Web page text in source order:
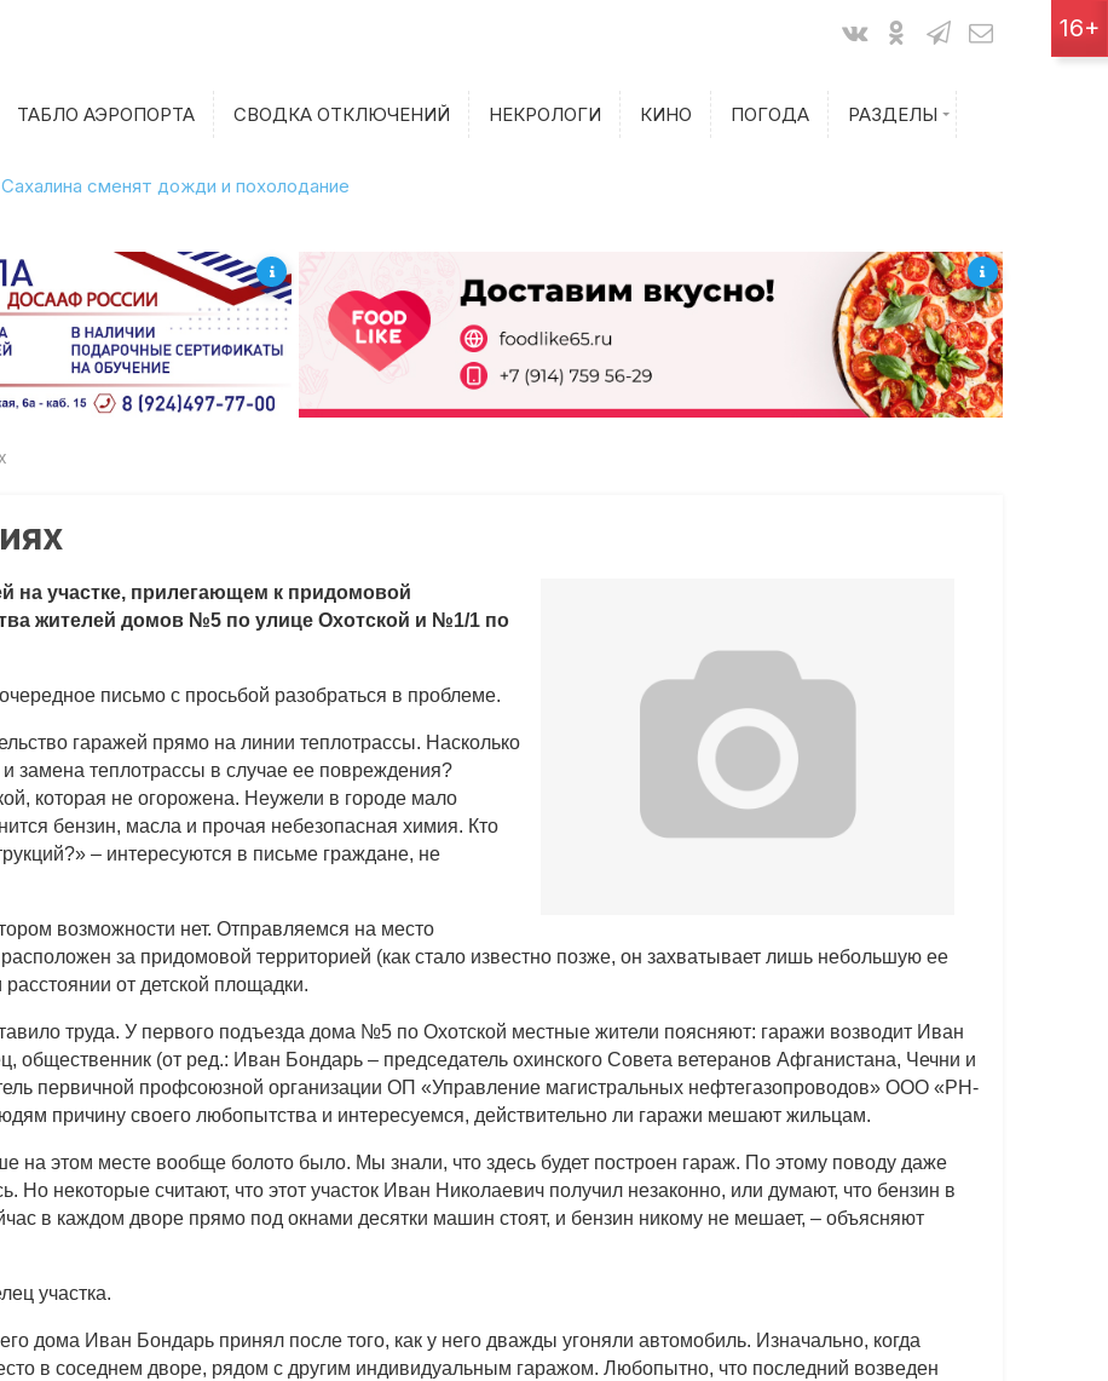
ТАБЛО АЭРОПОРТА СВОДКА ОТКЛЮЧЕНИЙ НЕКРОЛОГИ КИНО ПОГОДА РАЗДЕЛЫ
Показания счетчиков
Билеты на поезд
сменят дожди и похолодание
на участке, прилегающем к придомовой
жителей домов №5 по улице Охотской и №1/1 по
письмо с просьбой разобраться в проблеме.
гаражей прямо на линии теплотрассы. Насколько
и замена теплотрассы в случае ее повреждения?
которая не огорожена. Неужели в городе мало
бензин, масла и прочая небезопасная химия. Кто
– интересуются в письме граждане, не
возможности нет. Отправляемся на место
за придомовой территорией (как стало известно позже, он захватывает лишь небольшую ее
от детской площадки.
труда. У первого подъезда дома №5 по Охотской местные жители поясняют: гаражи возводит Иван
(от ред.: Иван Бондарь – председатель охинского Совета ветеранов Афганистана, Чечни и
первичной профсоюзной организации ОП «Управление магистральных нефтегазопроводов» ООО «РН-
причину своего любопытства и интересуемся, действительно ли гаражи мешают жильцам.
на этом месте вообще болото было. Мы знали, что здесь будет построен гараж. По этому поводу даже
Но некоторые считают, что этот участок Иван Николаевич получил незаконно, или думают, что бензин в
в каждом дворе прямо под окнами десятки машин стоят, и бензин никому не мешает, – объясняют
участка.
дома Иван Бондарь принял после того, как у него дважды угоняли автомобиль. Изначально, когда
в соседнем дворе, рядом с другим индивидуальным гаражом. Любопытно, что последний возведен
16+